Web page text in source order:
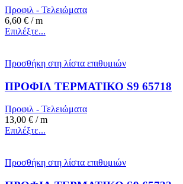
Προφιλ - Τελειώματα
6,60 € / m
Επιλέξτε...
Προσθήκη στη λίστα επιθυμιών
ΠΡΟΦΙΛ ΤΕΡΜΑΤΙΚΟ S9 65718
Προφιλ - Τελειώματα
13,00 € / m
Επιλέξτε...
Προσθήκη στη λίστα επιθυμιών